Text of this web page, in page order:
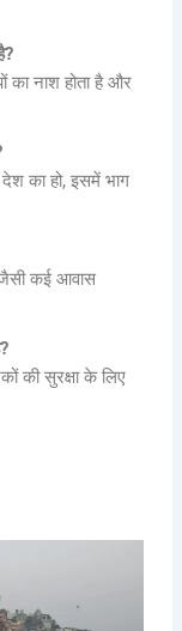
का नाश होता है और
देश का हो, इसमें भाग
कई आवास
की सुरक्षा के लिए